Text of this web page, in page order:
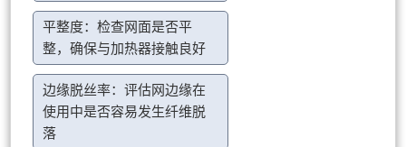
平整度：检查网面是否平
整，确保与加热器接触良好
边缘脱丝率：评估网边缘在
使用中是否容易发生纤维脱
落